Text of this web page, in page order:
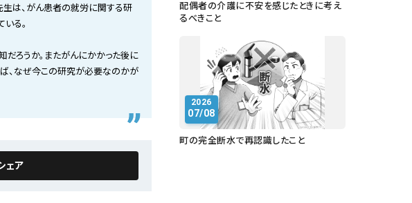
は、がん患者の就労に関する研
る。
ろうか。またがんにかかった後に
、なぜ今この研究が必要なのかが
配偶者の介護に不安を感じたときに考え
るべきこと
2026
07/08
町の完全断水で再認識したこと